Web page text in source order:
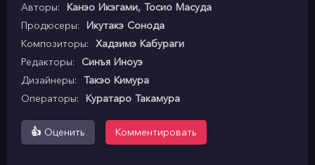
Авторы:
Канэо Икэгами, Тосио Масуда
Продюсеры:
Икутакэ Сонода
Композиторы:
Хадзимэ Кабураги
Редакторы:
Синъя Иноуэ
Дизайнеры:
Такэо Кимура
Операторы:
Куратаро Такамура
👍 Оценить Комментировать